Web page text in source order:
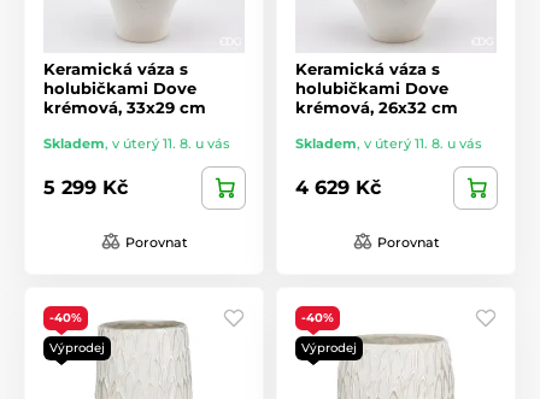
Keramická váza s
holubičkami Dove
krémová, 33x29 cm
Skladem, v úterý 11. 8. u vás
5 299 Kč
Porovnat
Keramická váza s
holubičkami Dove
krémová, 26x32 cm
Skladem, v úterý 11. 8. u vás
4 629 Kč
Porovnat
-40%
Výprodej
-40%
Výprodej